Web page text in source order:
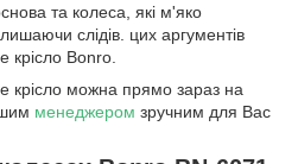
та колеса, які м'яко
слідів. цих аргументів
крісло Bonro.
крісло можна прямо зараз на
менеджером зручним для Вас